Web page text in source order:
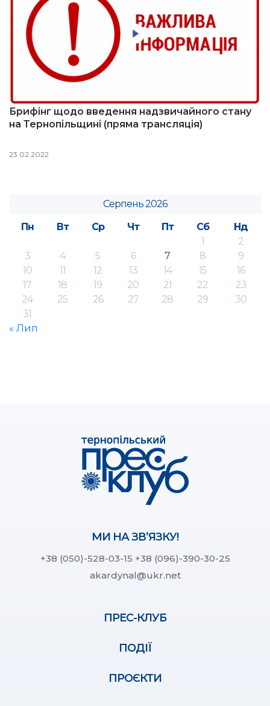
Брифінг щодо введення надзвичайного стану
на Тернопільщині (пряма трансляція)
23.02.2022
Серпень 2026
Пн
Вт Ср Чт Пт Сб
Нд
1
2
3
4 5 6 7 8
9
10
11 12 13 14 15
16
17
18 19 20 21 22
23
24
25 26 27 28 29
30
31
« Лип
МИ НА ЗВ’ЯЗКУ!
+38 (050)-528-03-15 +38 (096)-390-30-25
akardynal@ukr.net
ПРЕС-КЛУБ
ПОДІЇ
ПРОЄКТИ